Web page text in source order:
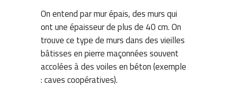
On entend par mur épais, des murs qui
ont une épaisseur de plus de 40 cm. On
trouve ce type de murs dans des vieilles
bâtisses en pierre maçonnées souvent
accolées à des voiles en béton (exemple
: caves coopératives).